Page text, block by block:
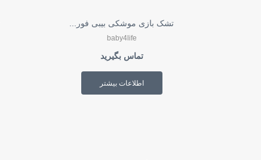
تشک بازی موشکی بیبی فور...
baby4life
تماس بگیرید
اطلاعات بیشتر